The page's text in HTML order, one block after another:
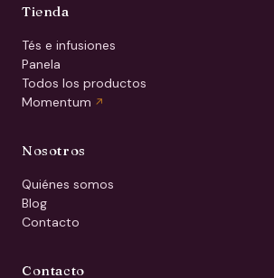
Tienda
Tés e infusiones
Panela
Todos los productos
Momentum
Nosotros
Quiénes somos
Blog
Contacto
Contacto